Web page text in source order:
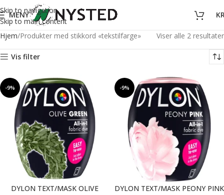
Skip to navigation
Skip to main content
MENY
Hjem Produkter med stikkord «tekstilfarge» Viser alle 2 resultater
Vis filter
-9%
DYLON TEXT/MASK OLIVE
-9%
DYLON TEXT/MASK PEONY PINK